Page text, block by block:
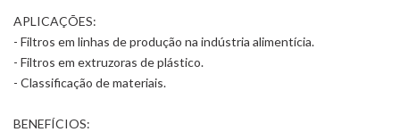
APLICAÇÕES:
- Filtros em linhas de produção na indústria alimentícia.
- Filtros em extruzoras de plástico.
- Classificação de materiais.
BENEFÍCIOS: